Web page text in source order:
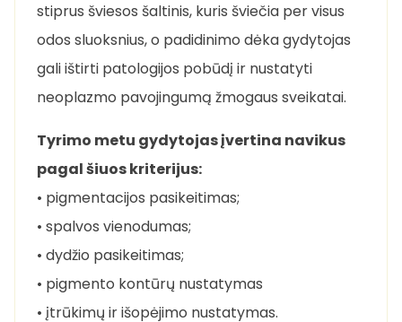
stiprus šviesos šaltinis, kuris šviečia per visus
odos sluoksnius, o padidinimo dėka gydytojas
gali ištirti patologijos pobūdį ir nustatyti
neoplazmo pavojingumą žmogaus sveikatai.
Tyrimo metu gydytojas įvertina navikus
pagal šiuos kriterijus:
• pigmentacijos pasikeitimas;
• spalvos vienodumas;
• dydžio pasikeitimas;
• pigmento kontūrų nustatymas
• įtrūkimų ir išopėjimo nustatymas.